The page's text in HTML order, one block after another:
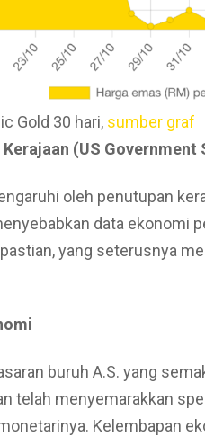
Gold 30 hari, sumber graf
(US Government
oleh penutupan
data ekonomi
yang seterusnya
buruh A.S. yang
telah menyemarakkan
Kelembapan